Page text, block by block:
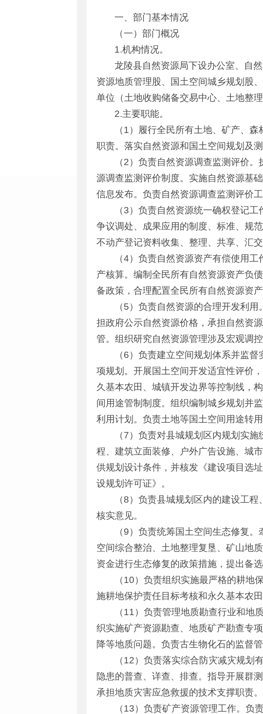
一、部门基本情况
（一）部门概况
1.机构情况。
龙陵县自然资源局下设办公室、自
资源地质管理股、国土空间城乡规划股
单位（土地收购储备交易中心、土地整
2.主要职能。
（1）履行全民所有土地、矿产、
职责。落实自然资源和国土空间规划及
（2）负责自然资源调查监测评价
源调查监测评价制度。实施自然资源基
信息发布。负责自然资源调查监测评价工
（3）负责自然资源统一确权登记
争议调处、成果应用的制度、标准、规
不动产登记资料收集、整理、共享、汇交
（4）负责自然资源资产有偿使用
产核算。编制全民所有自然资源资产负
备政策，合理配置全民所有自然资源资
（5）负责自然资源的合理开发利
担政府公示自然资源价格，承担自然资
管。组织研究自然资源管理涉及宏观调
（6）负责建立空间规划体系并监
项规划。开展国土空间开发适宜性评价
久基本农田、城镇开发边界等控制线，
间用途管制制度。组织编制城乡规划并
利用计划。负责土地等国土空间用途转
（7）负责对县城规划区内规划实
程、建筑立面装修、户外广告设施、城
供规划设计条件，并核发《建设项目选
设规划许可证》。
（8）负责县城规划区内的建设工
核实意见。
（9）负责统筹国土空间生态修复
空间综合整治、土地整理复垦、矿山地
资金进行生态修复的政策措施，提出备选
（10）负责组织实施最严格的耕地
施耕地保护责任目标考核和永久基本农
（11）负责管理地质勘查行业和地
织实施矿产资源勘查、地质矿产勘查专
降等地质问题。负责古生物化石的监督管
（12）负责落实综合防灾减灾规划
隐患的普查、详查、排查。指导开展群
承担地质灾害应急救援的技术支撑职责。
（13）负责矿产资源管理工作。负